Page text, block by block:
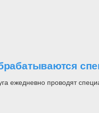
ежедневно проводят